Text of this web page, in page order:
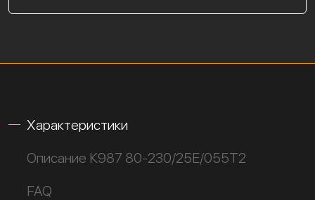
Характеристики
Описание К987 80-230/25Е/055Т2
FAQ